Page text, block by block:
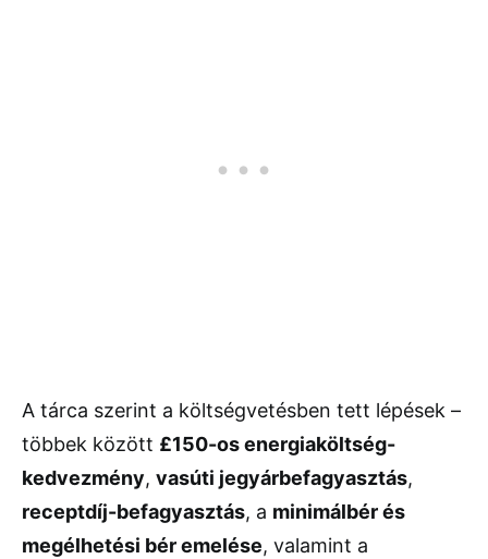
A tárca szerint a költségvetésben tett lépések –
többek között £150-os energiaköltség-
kedvezmény, vasúti jegyárbefagyasztás,
receptdíj-befagyasztás, a minimálbér és
megélhetési bér emelése, valamint a